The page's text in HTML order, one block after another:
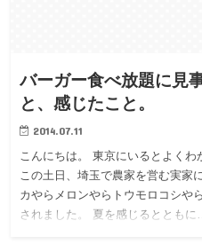
バーガー食べ放題に見
と、感じたこと。
2014.07.11
こんにちは。 東京にいるとよくわ
この土日、埼玉で農家を営む実家
カやらメロンやらトウモロコシや
されました。 夏を感じるとともに